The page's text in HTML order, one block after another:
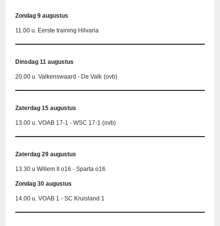
Zondag 9 augustus
11.00 u. Eerste training Hilvaria
Dinsdag 11 augustus
20.00 u. Valkenswaard - De Valk (ovb)
Zaterdag 15 augustus
13.00 u. VOAB 17-1 - WSC 17-1 (ovb)
Zaterdag 29 augustus
13.30 u Willem II o16 - Sparta o16
Zondag 30 augustus
14.00 u. VOAB 1 - SC Kruisland 1